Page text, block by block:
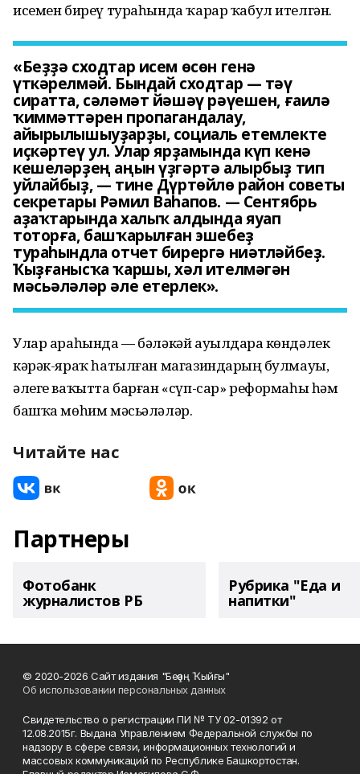
исемен биреү тураһында ҡарар ҡабул ителгән.
«Беҙҙә сходтар исем өсөн генә
үткәрелмәй. Бындай сходтар — тәү
сиратта, сәләмәт йәшәү рәүешен, ғаилә
ҡиммәттәрен пропагандалау,
айырылышыуҙарҙы, социаль етемлекте
иҫкәртеү ул. Улар ярҙамында күп кенә
кешеләрҙең аңын үҙгәртә алырбыҙ тип
уйлайбыҙ, — тине Дүртөйлө район советы
секретары Рәмил Ваһапов. — Сентябрь
аҙаҡтарында халыҡ алдында яуап
тоторға, башҡарылған эшебеҙ
тураһындла отчет бирергә ниәтләйбеҙ.
Ҡыҙғанысҡа ҡаршы, хәл ителмәгән
мәсьәләләр әле етерлек».
Улар араһында — бәләкәй ауылдарҙа көндәлек
кәрәк-яраҡ һатылған магазиндарҙың булмауы,
әлеге ваҡытта барған «сүп-сар» реформаһы һәм
башҡа мөһим мәсьәләләр.
Читайте нас
Партнеры
Фотобанк
журналистов РБ
Рубрика "Еда и
напитки"
© 2020-2026 Сайт издания "Беҙҙең Ҡыйғы"
Об использовании персональных данных
Свидетельство о регистрации ПИ № ТУ 02-01392 от
12.08.2015г. Выдана Управлением Федеральной службы по
надзору в сфере связи, информационных технологий и
массовых коммуникаций по Республике Башкортостан.